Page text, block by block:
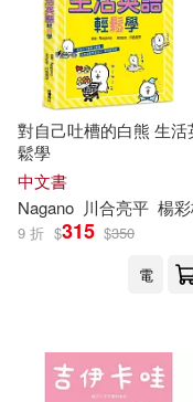
Ardee(1)
Athena (TRN)/
Bohuslav
Bohuslav
Bradley(1)
Nova Science
PENTATONE(1)
Random
Singapore Univ
映象國際多媒體
適合平板閱讀(9)
其他
現在可購買商品
價格
範圍
對自己吐槽的白熊 生活
鬆學
中文書
Nagano 川合亮平 楊
9 折 $315 $350
電